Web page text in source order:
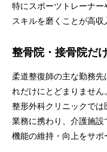
特にスポーツトレーナ
スキルを磨くことが高収
整骨院・接骨院だ
柔道整復師の主な勤務
れだけにとどまりません。
整形外科クリニックで
業務に携わり、介護施
機能の維持・向上をサポ